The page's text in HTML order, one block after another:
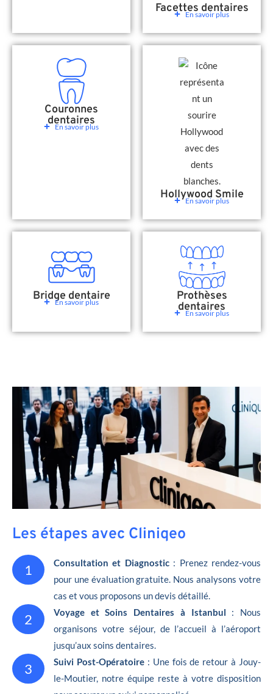
Facettes dentaires
En savoir plus
Couronnes
dentaires
En savoir plus
Hollywood Smile
En savoir plus
Bridge dentaire
En savoir plus Prothèses
dentaires
En savoir plus
Les étapes avec Cliniqeo
1 Consultation et Diagnostic: Prenez rendez-vous
pour une évaluation gratuite. Nous analysons votre
cas et vous proposons un devis détaillé.
2 Voyage et Soins Dentaires à Istanbul : Nous
organisons votre séjour, de l’accueil à l’aéroport
jusqu’aux soins dentaires.
3 Suivi Post-Opératoire : Une fois de retour à Jouy-
le-Moutier, notre équipe reste à votre disposition